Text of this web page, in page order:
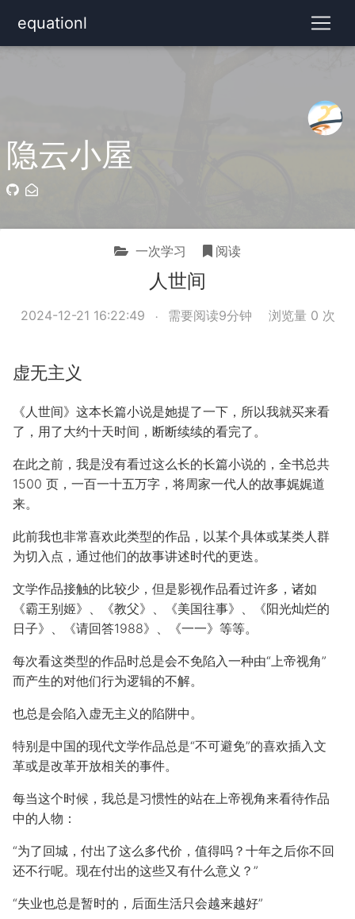
equationl
隐云小屋
一次学习 阅读
人世间
2024-12-21 16:22:49 需要阅读9分钟 浏览量 0 次
虚无主义
《人世间》这本长篇小说是她提了一下，所以我就买来看
了，用了大约十天时间，断断续续的看完了。
在此之前，我是没有看过这么长的长篇小说的，全书总共
1500 页，一百一十五万字，将周家一代人的故事娓娓道
来。
此前我也非常喜欢此类型的作品，以某个具体或某类人群
为切入点，通过他们的故事讲述时代的更迭。
文学作品接触的比较少，但是影视作品看过许多，诸如
《霸王别姬》、《教父》、《美国往事》、《阳光灿烂的
日子》、《请回答1988》、《一一》等等。
每次看这类型的作品时总是会不免陷入一种由“上帝视角”
而产生的对他们行为逻辑的不解。
也总是会陷入虚无主义的陷阱中。
特别是中国的现代文学作品总是“不可避免”的喜欢插入文
革或是改革开放相关的事件。
每当这个时候，我总是习惯性的站在上帝视角来看待作品
中的人物：
“为了回城，付出了这么多代价，值得吗？十年之后你不回
还不行呢。现在付出的这些又有什么意义？”
“失业也总是暂时的，后面生活只会越来越好”